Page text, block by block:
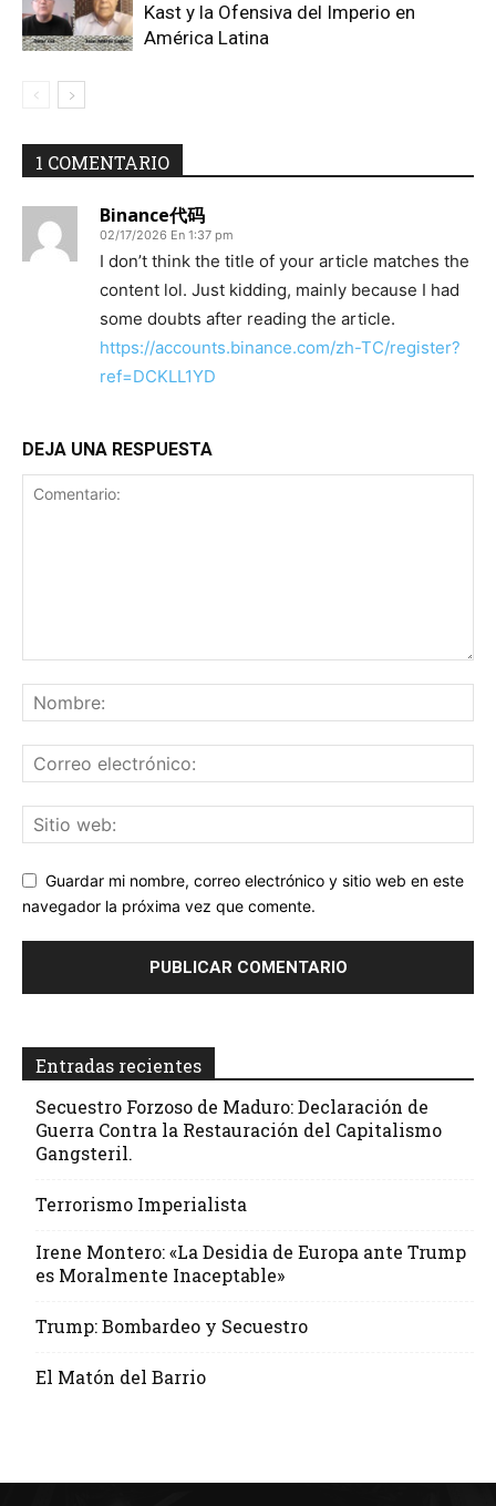
Kast y la Ofensiva del Imperio en
América Latina
1 COMENTARIO
Binance代码
02/17/2026 En 1:37 pm
I don’t think the title of your article matches the
content lol. Just kidding, mainly because I had
some doubts after reading the article.
https://accounts.binance.com/zh-TC/register?
ref=DCKLL1YD
DEJA UNA RESPUESTA
Guardar mi nombre, correo electrónico y sitio web en este
navegador la próxima vez que comente.
Entradas recientes
Secuestro Forzoso de Maduro: Declaración de
Guerra Contra la Restauración del Capitalismo
Gangsteril.
Terrorismo Imperialista
Irene Montero: «La Desidia de Europa ante Trump
es Moralmente Inaceptable»
Trump: Bombardeo y Secuestro
El Matón del Barrio